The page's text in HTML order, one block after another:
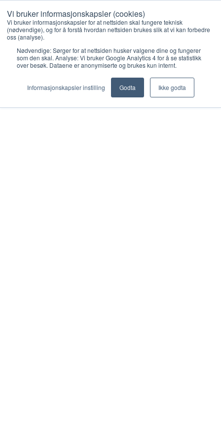
Vi bruker informasjonskapsler (cookies)
Vi bruker informasjonskapsler for at nettsiden skal fungere teknisk
(nødvendige), og for å forstå hvordan nettsiden brukes slik at vi kan forbedre
oss (analyse).
Nødvendige: Sørger for at nettsiden husker valgene dine og fungerer
som den skal. Analyse: Vi bruker Google Analytics 4 for å se statistikk
over besøk. Dataene er anonymiserte og brukes kun internt.
Informasjonskapsler instilling Godta Ikke godta
Quiz